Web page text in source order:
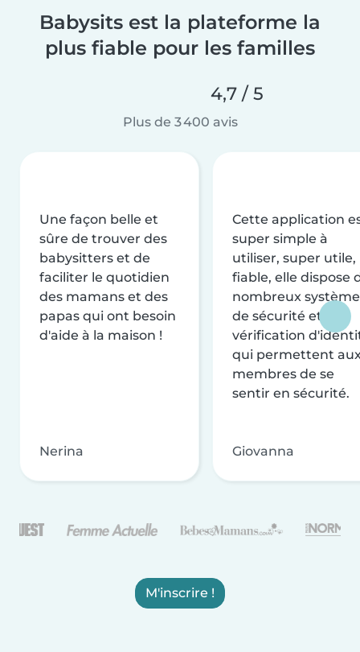
Babysits est la plateforme la
plus fiable pour les familles
4,7 / 5
Plus de 3 400 avis
Une façon belle et
sûre de trouver des
babysitters et de
faciliter le quotidien
des mamans et des
papas qui ont besoin
d'aide à la maison !
Nerina
Cette application
super simple à
utiliser, super utile,
fiable, elle dispose
nombreux
de sécurité et de
vérification
qui permettent
membres de se
sentir en sécurité.
Giovanna
M'inscrire !